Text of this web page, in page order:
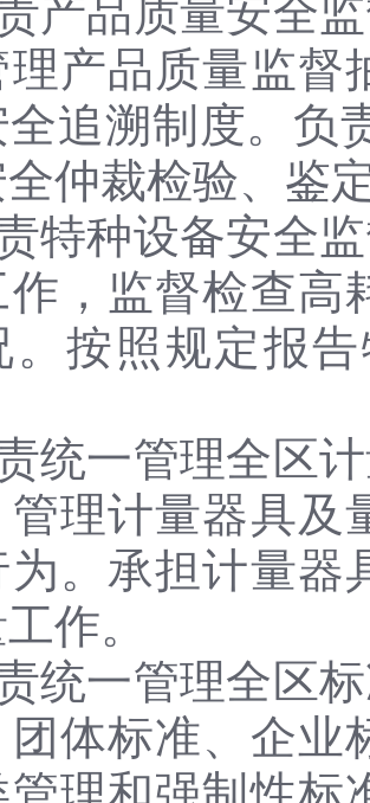
产品质量安全
理产品质量监督
全追溯制度。负
全仲裁检验、鉴
特种设备安全
作，监督检查高
。按照规定报
统一管理全区
理计量器具及
。承担计量器
作。
统一管理全区
体标准、企业